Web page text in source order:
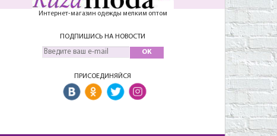
Интернет-магазин одежды мелким оптом
ПОДПИШИСЬ НА НОВОСТИ
OK
ПРИСОЕДИНЯЙСЯ